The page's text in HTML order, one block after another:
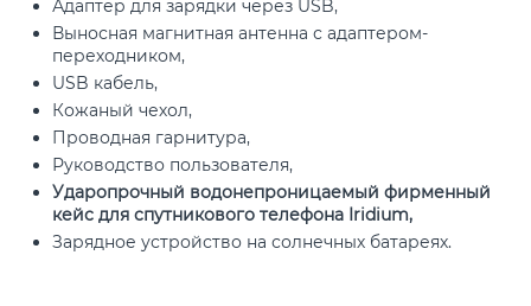
Адаптер для зарядки через USB,
Выносная магнитная антенна с адаптером-
переходником,
USB кабель,
Кожаный чехол,
Проводная гарнитура,
Руководство пользователя,
Ударопрочный водонепроницаемый фирменный
кейс для спутникового телефона Iridium,
Зарядное устройство на солнечных батареях.